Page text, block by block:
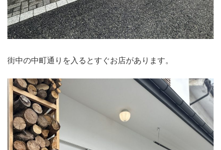
街中の中町通りを入るとすぐお店があります。